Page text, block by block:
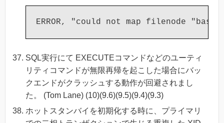
SQL実行にて EXECUTEコマンドなどのユーティ
リティコマンドが無限再帰を起こした場合にバッ
クエンドがクラッシュする動作が回避されまし
た。 (Tom Lane) (10)(9.6)(9.5)(9.4)(9.3)
ホットスタンバイを初期化する時に、プライマリ